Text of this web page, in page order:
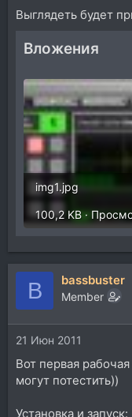
Выглядеть будет
Вложения
img1.jpg
B bassbuster
Member
21 Июн 2011
Вот первая
могут потестить))
Установка и запуск: